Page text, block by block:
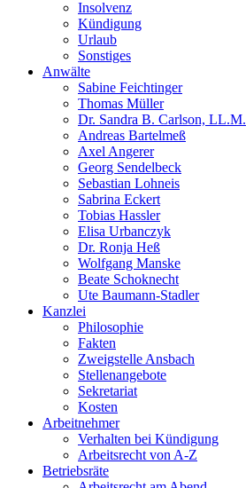
Insolvenz
Kündigung
Urlaub
Sonstiges
Anwälte
Sabine Feichtinger
Thomas Müller
Dr. Sandra B. Carlson, LL.M.
Andreas Bartelmeß
Axel Angerer
Georg Sendelbeck
Sebastian Lohneis
Sabrina Eckert
Tobias Hassler
Elisa Urbanczyk
Dr. Ronja Heß
Wolfgang Manske
Beate Schoknecht
Ute Baumann-Stadler
Kanzlei
Philosophie
Fakten
Zweigstelle Ansbach
Stellenangebote
Sekretariat
Kosten
Arbeitnehmer
Verhalten bei Kündigung
Arbeitsrecht von A-Z
Betriebsräte